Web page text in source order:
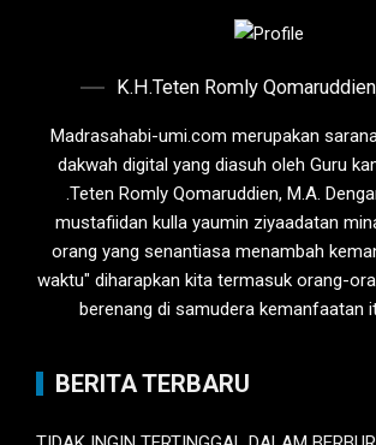
K.H.Teten Romly
Madrasahabi-umi.com merupakan
dakwah digital yang diasuh oleh Guru
.Teten Romly Qomaruddien, M.A.
mustafiidan kulla yaumin ziyaadatan
orang yang senantiasa menambah
waktu" diharapkan kita termasuk orang-
berenang di samudera kemanfaatan
BERITA TERBARU